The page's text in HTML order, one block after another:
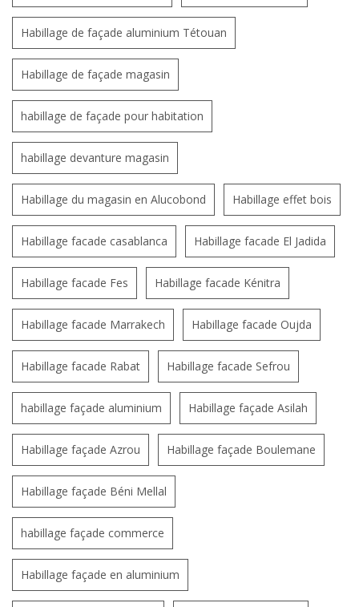
Habillage de façade aluminium Tétouan
Habillage de façade magasin
habillage de façade pour habitation
habillage devanture magasin
Habillage du magasin en Alucobond Habillage effet bois
Habillage facade casablanca Habillage facade El Jadida
Habillage facade Fes Habillage facade Kénitra
Habillage facade Marrakech Habillage facade Oujda
Habillage facade Rabat Habillage facade Sefrou
habillage façade aluminium Habillage façade Asilah
Habillage façade Azrou Habillage façade Boulemane
Habillage façade Béni Mellal
habillage façade commerce
Habillage façade en aluminium